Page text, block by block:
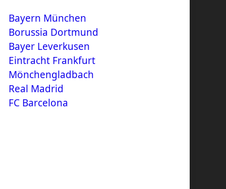
Bayern München
Borussia Dortmund
Bayer Leverkusen
Eintracht Frankfurt
Mönchengladbach
Real Madrid
FC Barcelona